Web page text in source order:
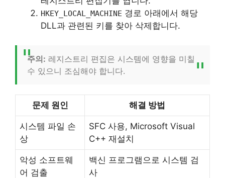
HKEY_LOCAL_MACHINE 경로 아래에서 해당
DLL과 관련된 키를 찾아 삭제합니다.
주의: 레지스트리 편집은 시스템에 영향을 미칠
수 있으니 조심해야 합니다.
문제 원인 해결 방법
시스템 파일 손
상
SFC 사용, Microsoft Visual
C++ 재설치
악성 소프트웨
어 검출
백신 프로그램으로 시스템 검
사